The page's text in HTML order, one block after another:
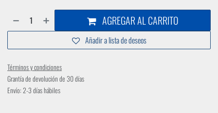
AGREGAR AL CARRITO
Añadir a lista de deseos
Términos y condiciones
Grantía de devolución de 30 días
Envío: 2-3 días hábiles